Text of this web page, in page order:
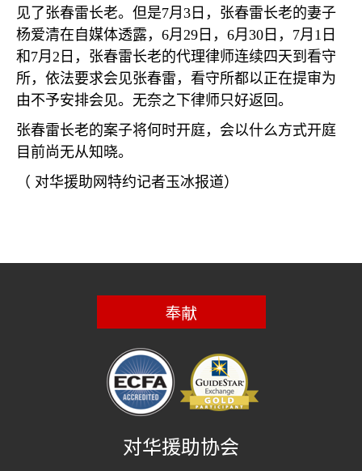
见了张春雷长老。但是7月 3 日，张春雷长老的妻子
杨爱清在自媒体透露， 6月 29 日， 6月 30 日， 7月 1 日
和 7月 2 日，张春雷长老的代理律师连续四天到看守
所，依法要求会见张春雷，看守所都以正在提审为
由不予安排会见。无奈之下律师只好返回。
张春雷长老的案子将何时开庭，会以什么方式开庭
目前尚无从知晓。
（ 对华援助网特约记者玉冰报道）
奉献
对华援助协会